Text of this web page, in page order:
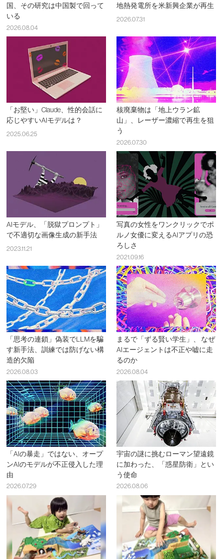
国、その研究は中国製で回って
いる
2026.08.04
地熱発電所を米新興企業が再生
2026.07.31
「お堅い」Claude、性的会話に
応じやすいAIモデルは？
2025.06.25
核廃棄物は「地上ウラン鉱
山」、レーザー濃縮で再生を狙
う
2026.07.30
AIモデル、「脱獄プロンプト」
で不適切な画像生成の新手法
2023.11.21
写真の女性をワンクリックでポ
ルノ女優に変えるAIアプリの恐
ろしさ
2021.09.16
「思考の連鎖」偽装でLLMを騙
す新手法、訓練では防げない構
造的欠陥
2026.08.03
まるで「ずる賢い学生」、 なぜ
AIエージェントは不正や嘘に走
るのか
2026.08.04
「AIの暴走」ではない、オープ
ンAIのモデルが不正侵入した理
由
2026.07.29
宇宙の謎に挑むローマン望遠鏡
に加わった、「惑星防衛」とい
う使命
2026.08.06